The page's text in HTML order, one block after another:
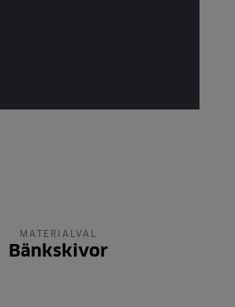
MATERIALVAL
Bänkskivor